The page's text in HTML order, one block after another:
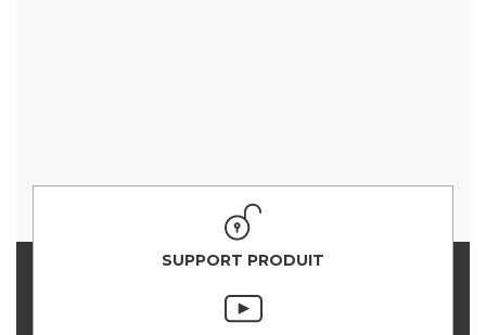
SUPPORT PRODUIT